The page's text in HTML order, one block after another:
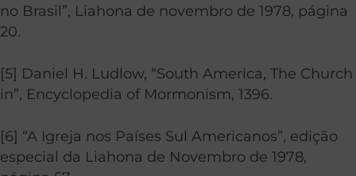
no Brasil”, Liahona de novembro de 1978, página
20.
[5] Daniel H. Ludlow, “South America, The Church
in”, Encyclopedia of Mormonism, 1396.
[6] “A Igreja nos Países Sul Americanos”, edição
especial da Liahona de Novembro de 1978,